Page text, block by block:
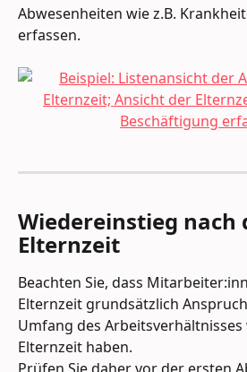
Abwesenheiten wie z.B.
erfassen.
Wiedereinstieg nach
Elternzeit
Beachten Sie, dass
Elternzeit grundsätzlich
Umfang des
Elternzeit haben.